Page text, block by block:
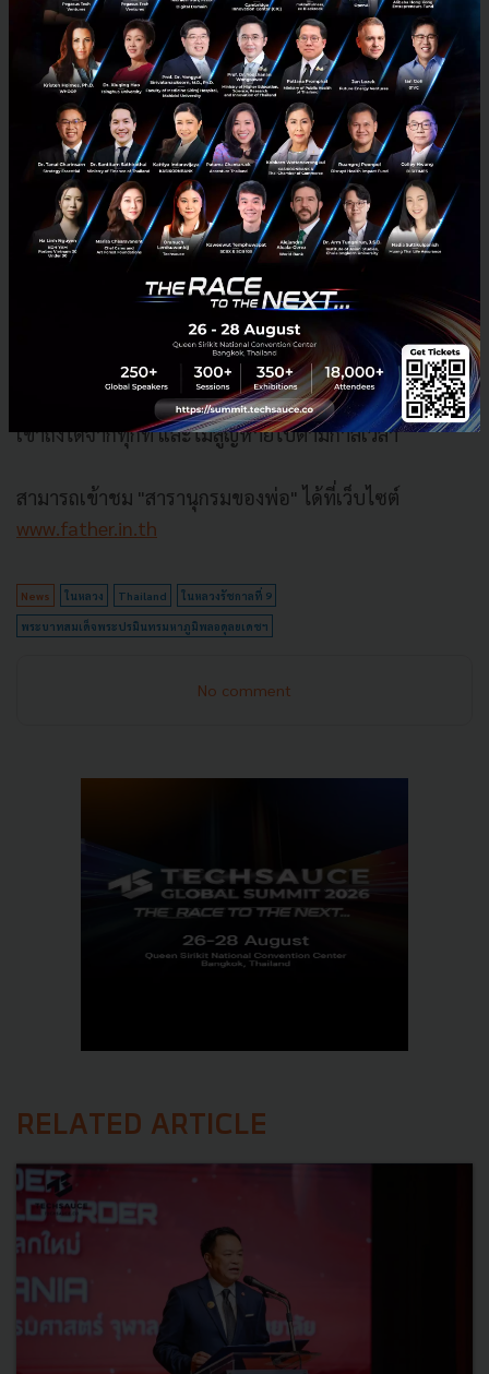
สมาคมผู้ดูแลเว็บไทย จัดทำเว็บไซต์ "สารานุกรมของพ่อ"
รวบรวมพระบรมฉายาลักษณ์และเรื่องราวของโครงการ
พระราชดำริต่างๆ เพื่อรวบรวมภาพถ่ายและเรื่องราวที่น่า
ประทับใจ ในตลอดระยะเวลา 70 ปีที่พระบาทสมเด็จพระ
ปรมินทรมหาภูมิพลอดุลยเดชทรงครองสิริราชสมบัติ มา
เผยเผยแพร่และจัดเก็บไว้ในรูปแบบที่ประชาชนสามารถ
เข้าถึงได้จากทุกที่ และไม่สูญหายไปตามกาลเวลา
สามารถเข้าชม "สารานุกรมของพ่อ" ได้ที่เว็บไซต์
www.father.in.th
News ในหลวง Thailand ในหลวงรัชกาลที่ 9
พระบาทสมเด็จพระปรมินทรมหาภูมิพลอดุลยเดชฯ
No comment
RELATED ARTICLE